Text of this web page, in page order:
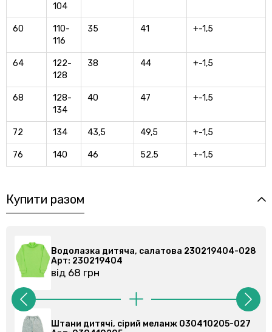
104
60
110-
116
35 41 +-1,5
64
122-
128
38 44 +-1,5
68
128-
134
40 47 +-1,5
72 134 43,5 49,5 +-1,5
76 140 46 52,5 +-1,5
Купити разом
дитяча, салатова 230219404-028
грн
дитячі, сірий меланж 030410205-027
Штани